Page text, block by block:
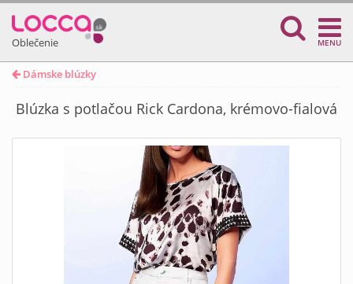
Oblečenie MENU
Dámske blúzky
Blúzka s potlačou Rick Cardona, krémovo-fialová